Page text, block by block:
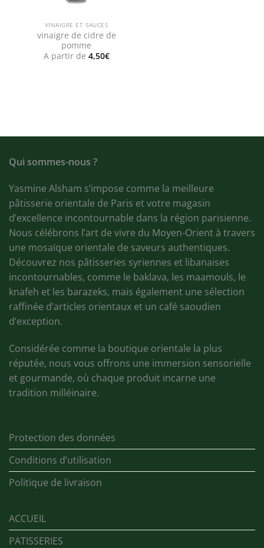
VINAIGRE ET SAUCES
vinaigre de cidre de
pomme
A partir de 4,50€
Qui sommes-nous ?
Yasmine Alsham s’impose comme la meilleure
pâtisserie orientale de Paris et votre magasin
d’excellence incontournable dans la région parisienne.
Nous célébrons l’art de vivre du Moyen-Orient à travers
une mosaïque orientale de saveurs authentiques.
Découvrez nos pâtisseries syriennes et libanaises
incontournables, comme le baklava, les maamouls, le
knafeh et les barazeks, mais également une sélection
raffinée d’articles orientaux et un café saoudien
d’exception.
Considérée comme la boutique orientale la plus
réputée, nous vous offrons une immersion sensorielle
et gourmande, où chaque produit incarne une
tradition milléinaire.
Protection des données
Conditions d’utilisation
Politique de livraison
ACCUEIL
PATISSERIES